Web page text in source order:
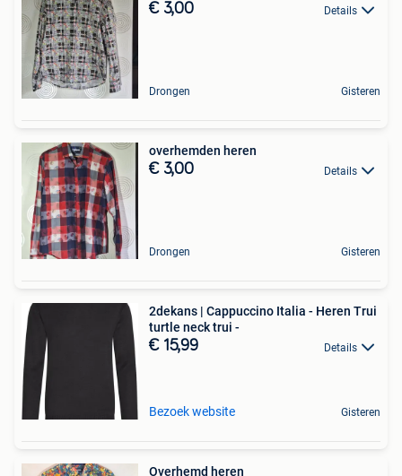
€ 3,00 Details
Drongen Gisteren
overhemden heren
€ 3,00 Details
Drongen Gisteren
2dekans | Cappuccino Italia - Heren Trui
turtle neck trui -
€ 15,99 Details
Bezoek website Gisteren
Overhemd heren